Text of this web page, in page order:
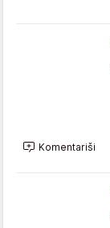
Komentariši